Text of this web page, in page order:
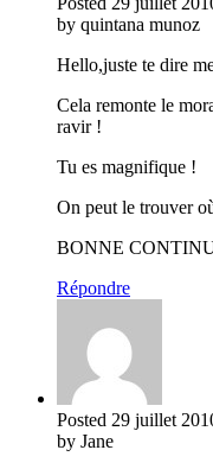
by quintana munoz
Hello,juste te dire
Cela remonte le
ravir !
Tu es magnifique !
On peut le trouver
BONNE
Répondre
Posted 29 juillet
by Jane